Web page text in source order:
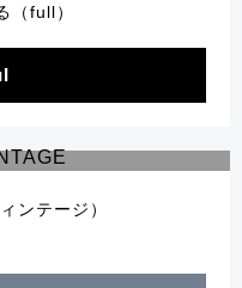
（full）
ンテージ）